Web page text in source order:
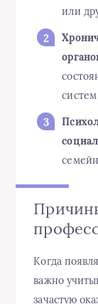
или
Когда
важно
зачастую